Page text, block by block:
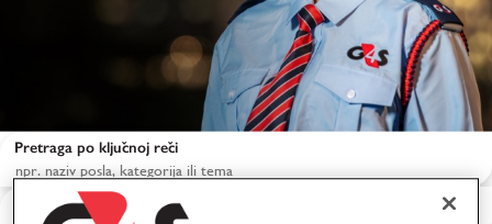
Pretraga po ključnoj reči
Pretraga po lokaciji